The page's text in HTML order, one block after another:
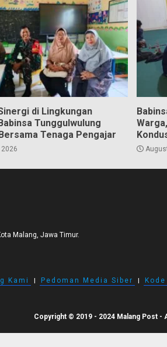
di Lingkungan
Tunggulwulung
Tenaga Pengajar
Malang, Jawa Timur.
Kami I Pedoman Media Siber I
Copyright © 2019 - 2024 Malang Post